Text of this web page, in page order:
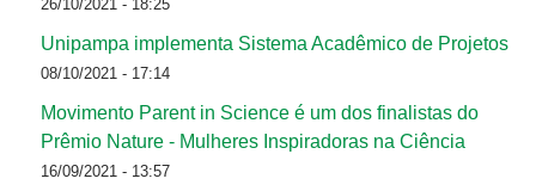
26/10/2021 - 18:25
Unipampa implementa Sistema Acadêmico de Projetos
08/10/2021 - 17:14
Movimento Parent in Science é um dos finalistas do
Prêmio Nature - Mulheres Inspiradoras na Ciência
16/09/2021 - 13:57